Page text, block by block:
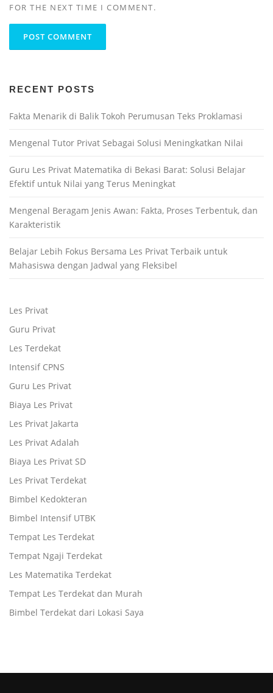
FOR THE NEXT TIME I COMMENT.
RECENT POSTS
Fakta Menarik di Balik Tokoh Perumusan Teks Proklamasi
Mengenal Tutor Privat Sebagai Solusi Meningkatkan Nilai
Guru Les Privat Matematika di Bekasi Barat: Solusi Belajar
Efektif untuk Nilai yang Terus Meningkat
Mengenal Beragam Jenis Awan: Fakta, Proses Terbentuk, dan
Karakteristik
Belajar Lebih Fokus Bersama Les Privat Terbaik untuk
Mahasiswa dengan Jadwal yang Fleksibel
Les Privat
Guru Privat
Les Terdekat
Intensif CPNS
Guru Les Privat
Biaya Les Privat
Les Privat Jakarta
Les Privat Adalah
Biaya Les Privat SD
Les Privat Terdekat
Bimbel Kedokteran
Bimbel Intensif UTBK
Tempat Les Terdekat
Tempat Ngaji Terdekat
Les Matematika Terdekat
Tempat Les Terdekat dan Murah
Bimbel Terdekat dari Lokasi Saya